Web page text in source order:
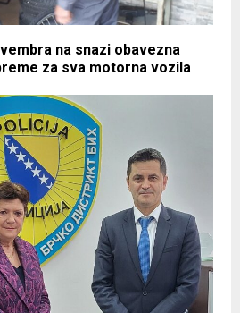
na snazi obavezna
za sva motorna vozila